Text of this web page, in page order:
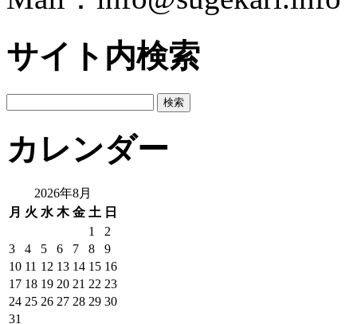
サイト内検索
カレンダー
2026年8月
月 火 水 木 金 土 日
1
2
3
4 5 6 7 8
9
10 11 12 13 14 15 16
17 18 19 20 21 22 23
24 25 26 27 28 29 30
31